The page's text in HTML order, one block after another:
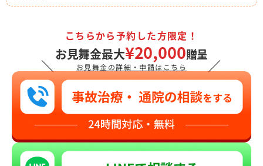
＼
こちらから予約した方限定！
お見舞金最大¥20,000贈呈
お見舞金の詳細・申請はこちら ／